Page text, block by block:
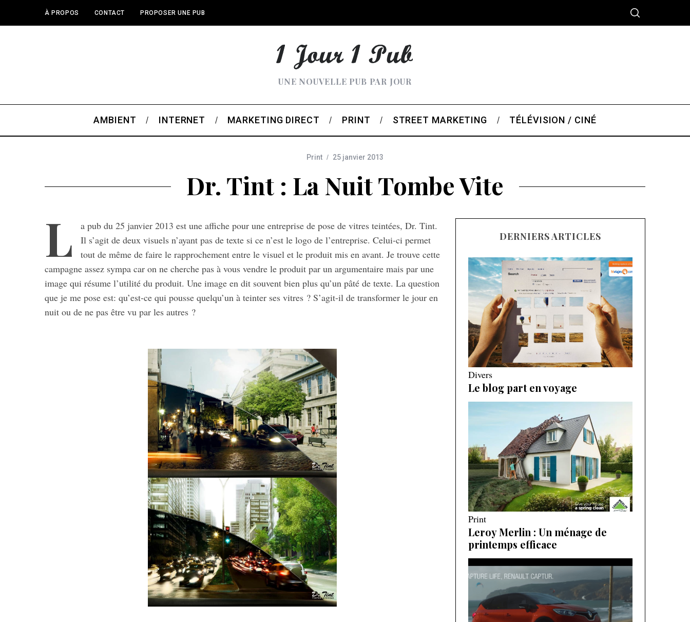
À PROPOS CONTACT PROPOSER UNE PUB
UNE NOUVELLE PUB PAR JOUR
AMBIENT INTERNET MARKETING DIRECT PRINT STREET MARKETING TÉLÉVISION / CINÉ
Print 25 janvier 2013
Dr. Tint : La Nuit Tombe Vite
L
a pub du 25 janvier 2013 est une affiche pour une entreprise de pose de vitres teintées, Dr. Tint.
Il s’agit de deux visuels n’ayant pas de texte si ce n’est le logo de l’entreprise. Celui-ci permet
tout de même de faire le rapprochement entre le visuel et le produit mis en avant. Je trouve cette
campagne assez sympa car on ne cherche pas à vous vendre le produit par un argumentaire mais par une
image qui résume l’utilité du produit. Une image en dit souvent bien plus qu’un pâté de texte. La question
que je me pose est: qu’est-ce qui pousse quelqu’un à teinter ses vitres ? S’agit-il de transformer le jour en
nuit ou de ne pas être vu par les autres ?
DERNIERS ARTICLES
Divers
Le blog part en voyage
Print
Leroy Merlin : Un ménage de
printemps efficace